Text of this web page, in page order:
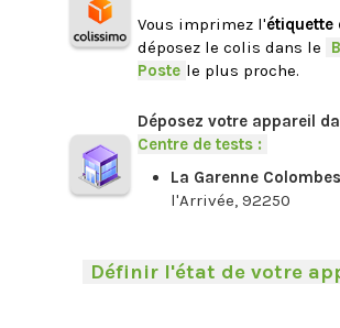
Vous imprimez l'étiquette
déposez le colis dans le
Poste le plus proche.
Déposez votre appareil
Centre de tests :
La Garenne Colombes
l'Arrivée, 92250
Définir l'état de votre